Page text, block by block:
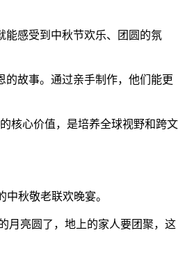
感受到中秋节欢乐、团圆的氛
故事。通过亲手制作，他们能更
核心价值，是培养全球视野和跨文
秋敬老联欢晚宴。
月亮圆了，地上的家人要团聚，这